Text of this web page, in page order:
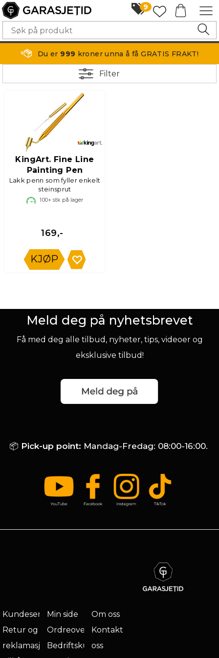
9
Du er 999 kroner unna å få GRATIS FRAKT!
Filter
KingArt. Fine Line
Painting Pen
Lakk penn som fyller enkelt
steinsprut
100+ stk på lager
169,-
KJØP
Meld deg på nyhetsbrevet
Få med deg alle tilbud, nyheter, tips, videoer og
eksklusive tilbud!
📦 Pick-up point: Mandag-Fredag: 08:00-16:00.
Kundeservice
Retur og
reklamasjon
Min side
Ordreoversikt
Bedriftskunde
Om oss
Kontakt
oss